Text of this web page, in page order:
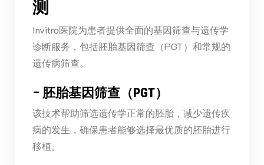
测
Invitro医院为患者提供全面的基因筛查与遗传学
诊断服务，包括胚胎基因筛查（PGT）和常规的
遗传病筛查。
– 胚胎基因筛查（PGT）
该技术帮助筛选遗传学正常的胚胎，减少遗传疾
病的发生，确保患者能够选择最优质的胚胎进行
移植。